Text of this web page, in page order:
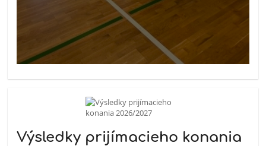
Výsledky prijímacieho konania